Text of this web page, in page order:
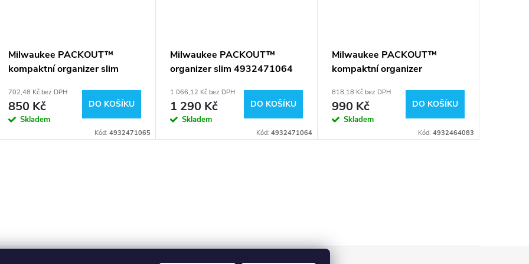
Milwaukee PACKOUT™
kompaktní organizer slim
702,48 Kč bez DPH
850 Kč
Skladem
DO KOŠÍKU
Kód: 4932471065
Milwaukee PACKOUT™
organizer slim 4932471064
1 066,12 Kč bez DPH
1 290 Kč
Skladem
DO KOŠÍKU
Kód: 4932471064
Milwaukee PACKOUT™
kompaktní organizer
818,18 Kč bez DPH
990 Kč
Skladem
DO KOŠÍKU
Kód: 4932464083